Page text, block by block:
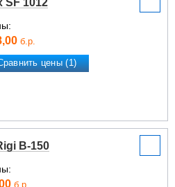
SF 1012
б.р.
цены (1)
В-150
б.р.